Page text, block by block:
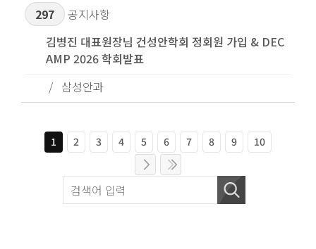
297
공지사항
김병진 대표원장님 건성안학회 정회원 가입 & DEC
AMP 2026 학회발표
삼성안과
1 2 3 4 5 6 7 8 9 10